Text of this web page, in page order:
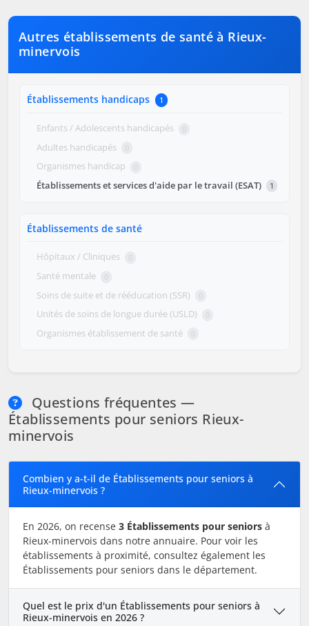
Autres établissements de santé à Rieux-
minervois
Établissements handicaps 1
Enfants / Adolescents handicapés 0
Adultes handicapés 0
Organismes handicap 0
Établissements et services d'aide par le travail (ESAT) 1
Établissements de santé
Hôpitaux / Cliniques 0
Santé mentale 0
Soins de suite et de rééducation (SSR) 0
Unités de soins de longue durée (USLD) 0
Organismes établissement de santé 0
Questions fréquentes —
Établissements pour seniors Rieux-
minervois
Combien y a-t-il de Établissements pour seniors à
Rieux-minervois ?
En 2026, on recense 3 Établissements pour seniors à
Rieux-minervois dans notre annuaire. Pour voir les
établissements à proximité, consultez également les
Établissements pour seniors dans le département.
Quel est le prix d'un Établissements pour seniors à
Rieux-minervois en 2026 ?